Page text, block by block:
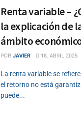
Renta variable –
la explicación de
ámbito
POR JAVIER 18. ABRIL 2025
La renta variable se
el retorno no está
puede...